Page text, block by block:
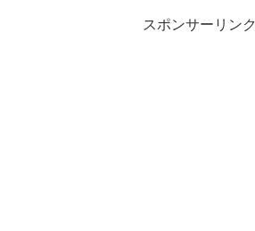
スポンサーリンク